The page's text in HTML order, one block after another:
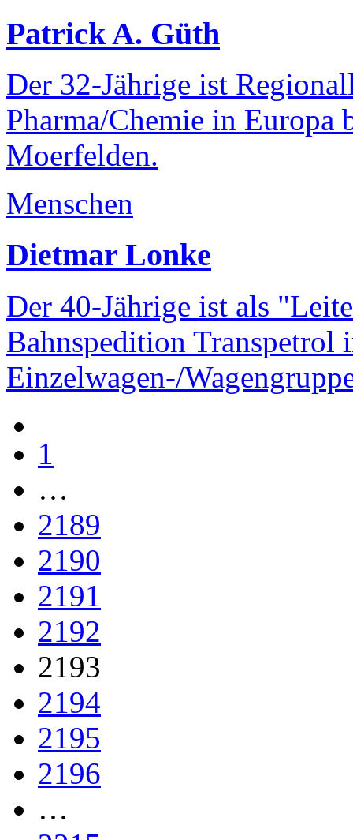
Patrick A. Güth
Der 32-Jährige ist
Pharma/Chemie in Europa
Moerfelden.
Menschen
Dietmar Lonke
Der 40-Jährige ist als
Bahnspedition Transpetrol
Einzelwagen-/
1
…
2189
2190
2191
2192
2193
2194
2195
2196
…